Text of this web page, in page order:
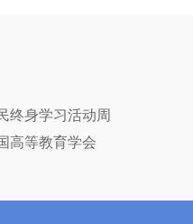
终身学习活动周
高等教育学会